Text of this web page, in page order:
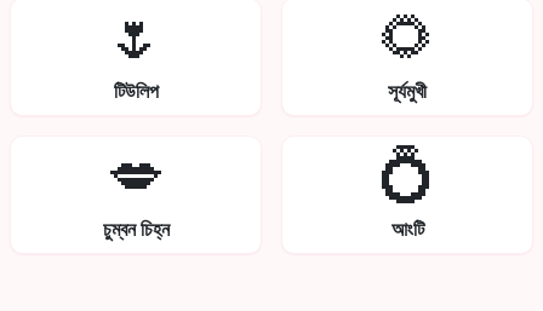
🌷
টিউলিপ
🌻
সূর্যমুখী
💋
চুম্বন চিহ্ন
💍
আংটি